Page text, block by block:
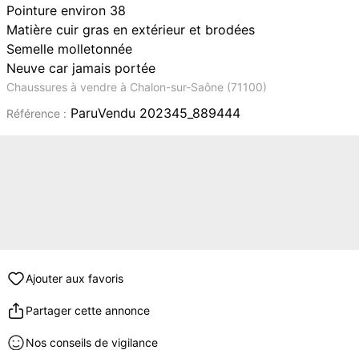
Pointure environ 38
Matière cuir gras en extérieur et brodées
Semelle molletonnée
Neuve car jamais portée
Chaussures à vendre à Chalon-sur-Saône (71100)
Référence : ParuVendu 202345_889444
Ajouter aux favoris
Partager cette annonce
Nos conseils de vigilance